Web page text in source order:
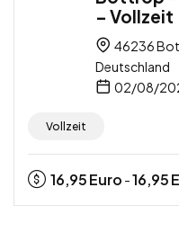
– Vollzeit
46236
Deutschland
02/08/
Vollzeit
16,95Euro -16,95